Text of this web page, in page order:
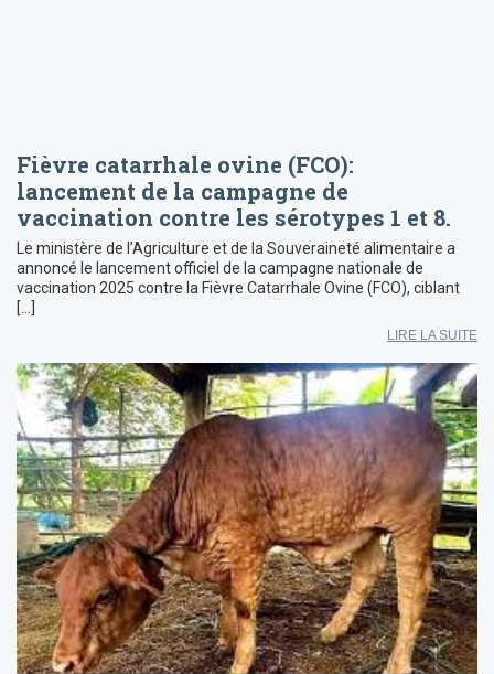
Fièvre catarrhale ovine (FCO):
lancement de la campagne de
vaccination contre les sérotypes 1 et 8.
Le ministère de l’Agriculture et de la Souveraineté alimentaire a
annoncé le lancement officiel de la campagne nationale de
vaccination 2025 contre la Fièvre Catarrhale Ovine (FCO), ciblant
[…]
LIRE LA SUITE